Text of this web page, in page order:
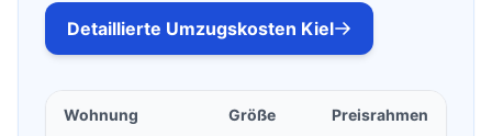
Detaillierte Umzugskosten Kiel
Wohnung Größe Preisrahmen